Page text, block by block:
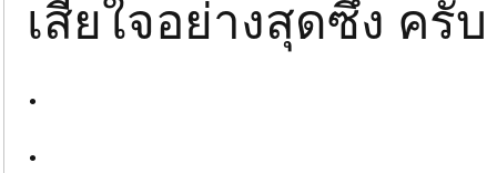
เสียใจอย่างสุดซึ้ง ครับ
.
.